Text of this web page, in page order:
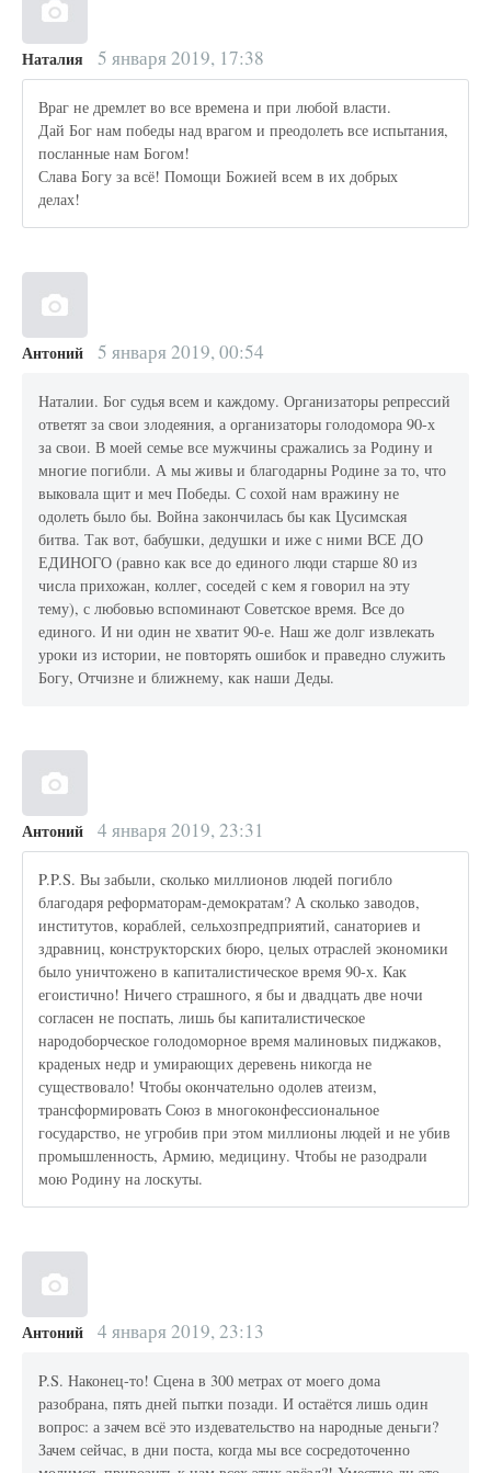
Наталия 5 января 2019, 17:38
Враг не дремлет во все времена и при любой власти.
Дай Бог нам победы над врагом и преодолеть все испытания,
посланные нам Богом!
Слава Богу за всё! Помощи Божией всем в их добрых
делах!
Антоний 5 января 2019, 00:54
Наталии. Бог судья всем и каждому. Организаторы репрессий
ответят за свои злодеяния, а организаторы голодомора 90-х
за свои. В моей семье все мужчины сражались за Родину и
многие погибли. А мы живы и благодарны Родине за то, что
выковала щит и меч Победы. С сохой нам вражину не
одолеть было бы. Война закончилась бы как Цусимская
битва. Так вот, бабушки, дедушки и иже с ними ВСЕ ДО
ЕДИНОГО (равно как все до единого люди старше 80 из
числа прихожан, коллег, соседей с кем я говорил на эту
тему), с любовью вспоминают Советское время. Все до
единого. И ни один не хватит 90-е. Наш же долг извлекать
уроки из истории, не повторять ошибок и праведно служить
Богу, Отчизне и ближнему, как наши Деды.
Антоний 4 января 2019, 23:31
P.P.S. Вы забыли, сколько миллионов людей погибло
благодаря реформаторам-демократам? А сколько заводов,
институтов, кораблей, сельхозпредприятий, санаториев и
здравниц, конструкторских бюро, целых отраслей экономики
было уничтожено в капиталистическое время 90-х. Как
егоистично! Ничего страшного, я бы и двадцать две ночи
согласен не поспать, лишь бы капиталистическое
народоборческое голодоморное время малиновых пиджаков,
краденых недр и умирающих деревень никогда не
существовало! Чтобы окончательно одолев атеизм,
трансформировать Союз в многоконфессиональное
государство, не угробив при этом миллионы людей и не убив
промышленность, Армию, медицину. Чтобы не разодрали
мою Родину на лоскуты.
Антоний 4 января 2019, 23:13
P.S. Наконец-то! Сцена в 300 метрах от моего дома
разобрана, пять дней пытки позади. И остаётся лишь один
вопрос: а зачем всё это издевательство на народные деньги?
Зачем сейчас, в дни поста, когда мы все сосредоточенно